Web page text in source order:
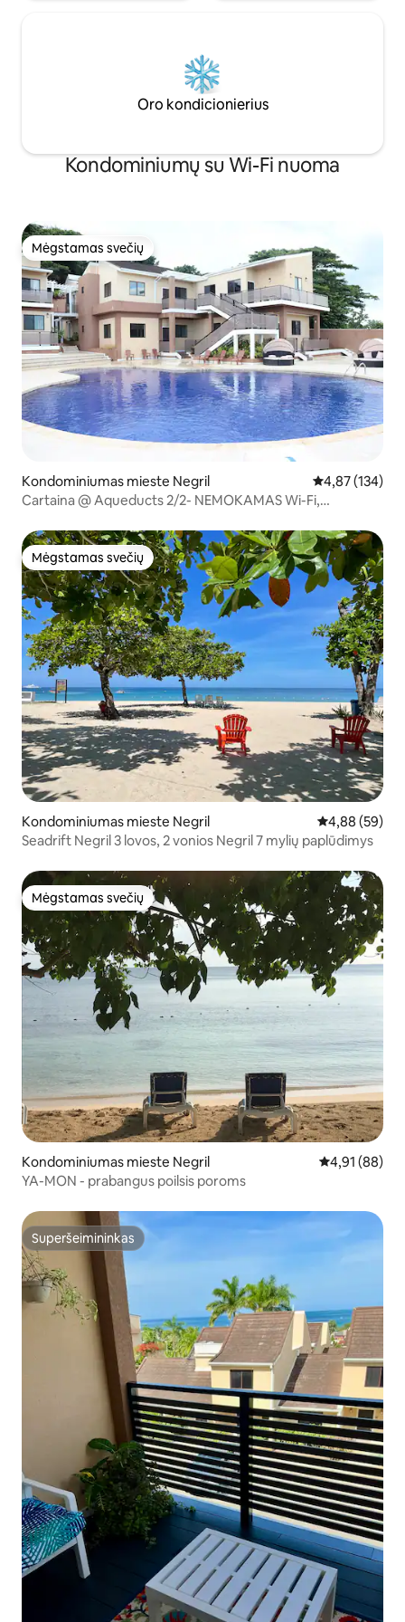
Oro kondicionierius
Kondominiumų su Wi-Fi nuoma
Mėgstamas svečių
Mėgstamas svečių
Kondominiumas mieste Negril Vidutinis
4,87 (134)
Cartaina @ Aqueducts 2/2- NEMOKAMAS Wi-Fi,
Mėgstamas svečių
Mėgstamas svečių
Kondominiumas mieste Negril Vidutinis
4,88 (59)
Seadrift Negril 3 lovos, 2 vonios Negril 7 mylių paplūdimys
Mėgstamas svečių
Mėgstamas svečių
Kondominiumas mieste Negril Vidutinis
4,91 (88)
YA-MON - prabangus poilsis poroms
Superšeimininkas
Superšeimininkas